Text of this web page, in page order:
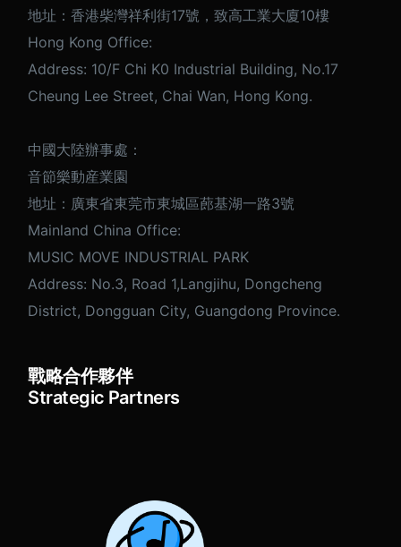
地址：香港柴灣祥利街17號，致高工業大廈10樓
Hong Kong Office:
Address: 10/F Chi K0 Industrial Building, No.17
Cheung Lee Street, Chai Wan, Hong Kong.
中國大陸辦事處：
音節樂動産業園
地址：廣東省東莞市東城區蓢基湖一路3號
Mainland China Office:
MUSIC MOVE INDUSTRIAL PARK
Address: No.3, Road 1,Langjihu, Dongcheng
District, Dongguan City, Guangdong Province.
戰略合作夥伴
Strategic Partners